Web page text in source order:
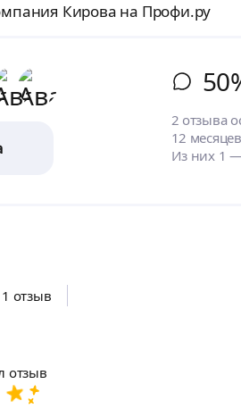
Кирова на Профи.ру
2 отзыва
12
Из них 1
1 отзыв
отзыв